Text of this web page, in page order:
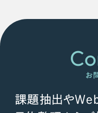
お
課題抽出や